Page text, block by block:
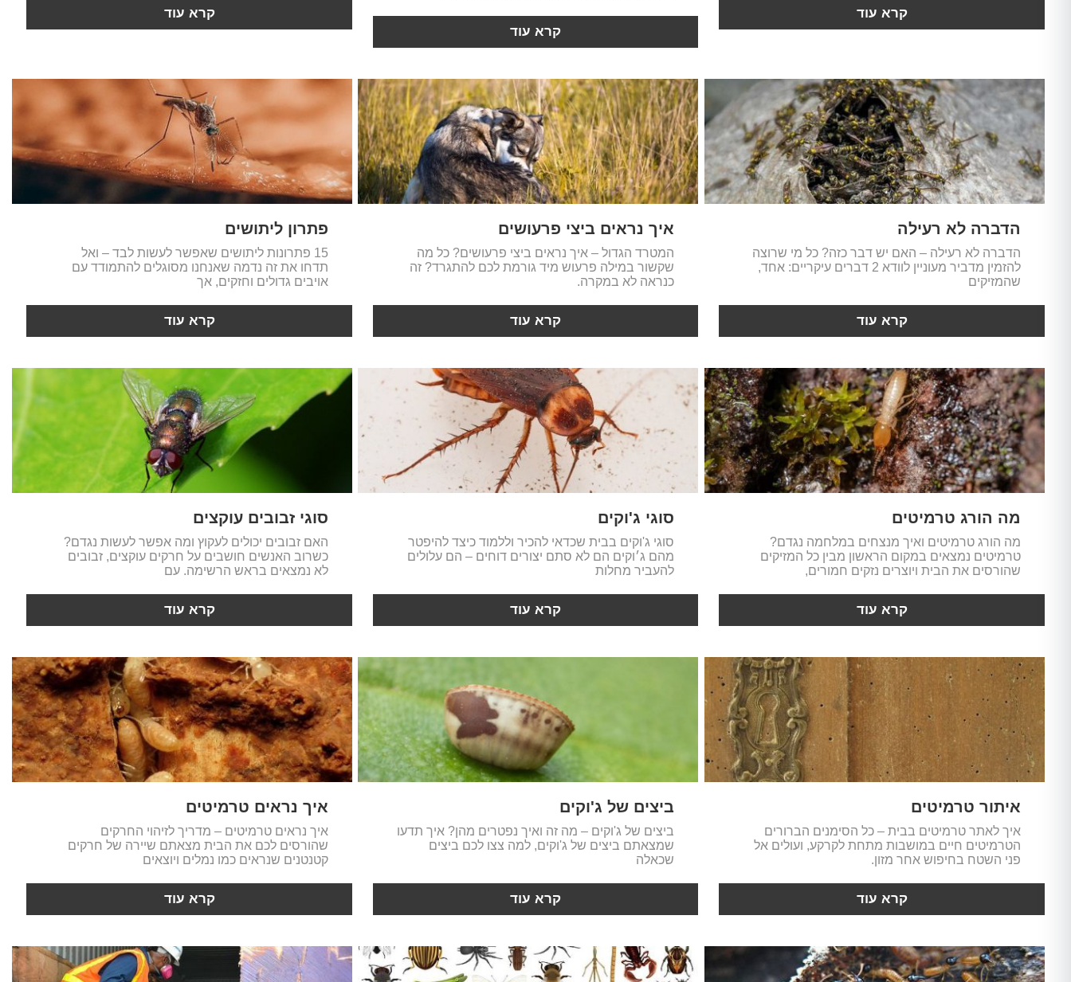
קרא עוד
קרא עוד
קרא עוד
הדברה לא רעילה
הדברה לא רעילה – האם יש דבר כזה? כל מי שרוצה
להזמין מדביר מעוניין לוודא 2 דברים עיקריים: אחד,
שהמזיקים
קרא עוד
איך נראים ביצי פרעושים
המטרד הגדול – איך נראים ביצי פרעושים? כל מה
שקשור במילה פרעוש מיד גורמת לכם להתגרד? זה
כנראה לא במקרה.
קרא עוד
פתרון ליתושים
15 פתרונות ליתושים שאפשר לעשות לבד – ואל
תדחו את זה נדמה שאנחנו מסוגלים להתמודד עם
אויבים גדולים וחזקים, אך
קרא עוד
מה הורג טרמיטים
מה הורג טרמיטים ואיך מנצחים במלחמה נגדם?
טרמיטים נמצאים במקום הראשון מבין כל המזיקים
שהורסים את הבית ויוצרים נזקים חמורים,
קרא עוד
סוגי ג'וקים
סוגי ג'וקים בבית שכדאי להכיר וללמוד כיצד להיפטר
מהם ג׳וקים הם לא סתם יצורים דוחים – הם עלולים
להעביר מחלות
קרא עוד
סוגי זבובים עוקצים
האם זבובים יכולים לעקוץ ומה אפשר לעשות נגדם?
כשרוב האנשים חושבים על חרקים עוקצים, זבובים
לא נמצאים בראש הרשימה. עם
קרא עוד
איתור טרמיטים
איך לאתר טרמיטים בבית – כל הסימנים הברורים
הטרמיטים חיים במושבות מתחת לקרקע, ועולים אל
פני השטח בחיפוש אחר מזון.
קרא עוד
ביצים של ג'וקים
ביצים של ג'וקים – מה זה ואיך נפטרים מהן? איך תדעו
שמצאתם ביצים של ג'וקים, למה צצו לכם ביצים
שכאלה
קרא עוד
איך נראים טרמיטים
איך נראים טרמיטים – מדריך לזיהוי החרקים
שהורסים לכם את הבית מצאתם שיירה של חרקים
קטנטנים שנראים כמו נמלים ויוצאים
קרא עוד